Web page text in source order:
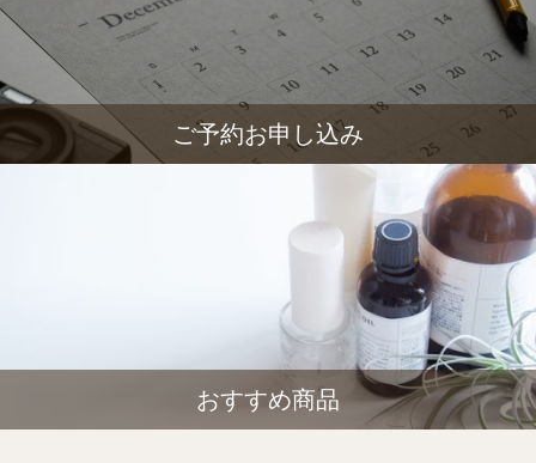
ご予約お申し込み
おすすめ商品